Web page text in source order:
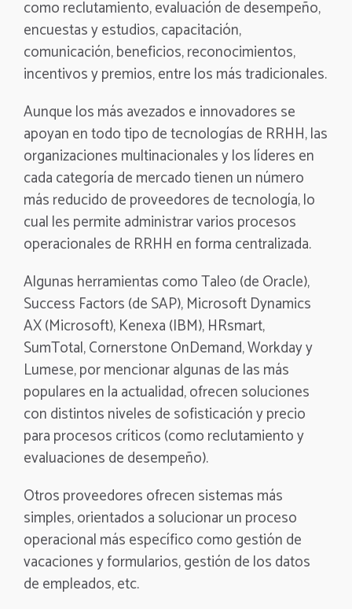
como reclutamiento, evaluación de desempeño,
encuestas y estudios, capacitación,
comunicación, beneficios, reconocimientos,
incentivos y premios, entre los más tradicionales.
Aunque los más avezados e innovadores se
apoyan en todo tipo de tecnologías de RRHH, las
organizaciones multinacionales y los líderes en
cada categoría de mercado tienen un número
más reducido de proveedores de tecnología, lo
cual les permite administrar varios procesos
operacionales de RRHH en forma centralizada.
Algunas herramientas como Taleo (de Oracle),
Success Factors (de SAP), Microsoft Dynamics
AX (Microsoft), Kenexa (IBM), HRsmart,
SumTotal, Cornerstone OnDemand, Workday y
Lumese, por mencionar algunas de las más
populares en la actualidad, ofrecen soluciones
con distintos niveles de sofisticación y precio
para procesos críticos (como reclutamiento y
evaluaciones de desempeño).
Otros proveedores ofrecen sistemas más
simples, orientados a solucionar un proceso
operacional más específico como gestión de
vacaciones y formularios, gestión de los datos
de empleados, etc.